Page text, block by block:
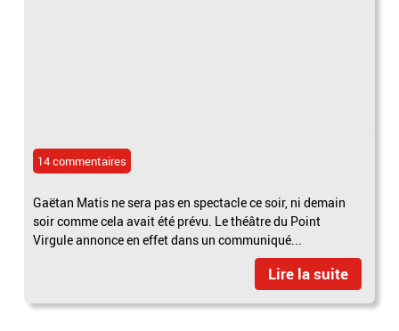
14 commentaires
Gaëtan Matis ne sera pas en spectacle ce soir, ni demain
soir comme cela avait été prévu. Le théâtre du Point
Virgule annonce en effet dans un communiqué...
Lire la suite